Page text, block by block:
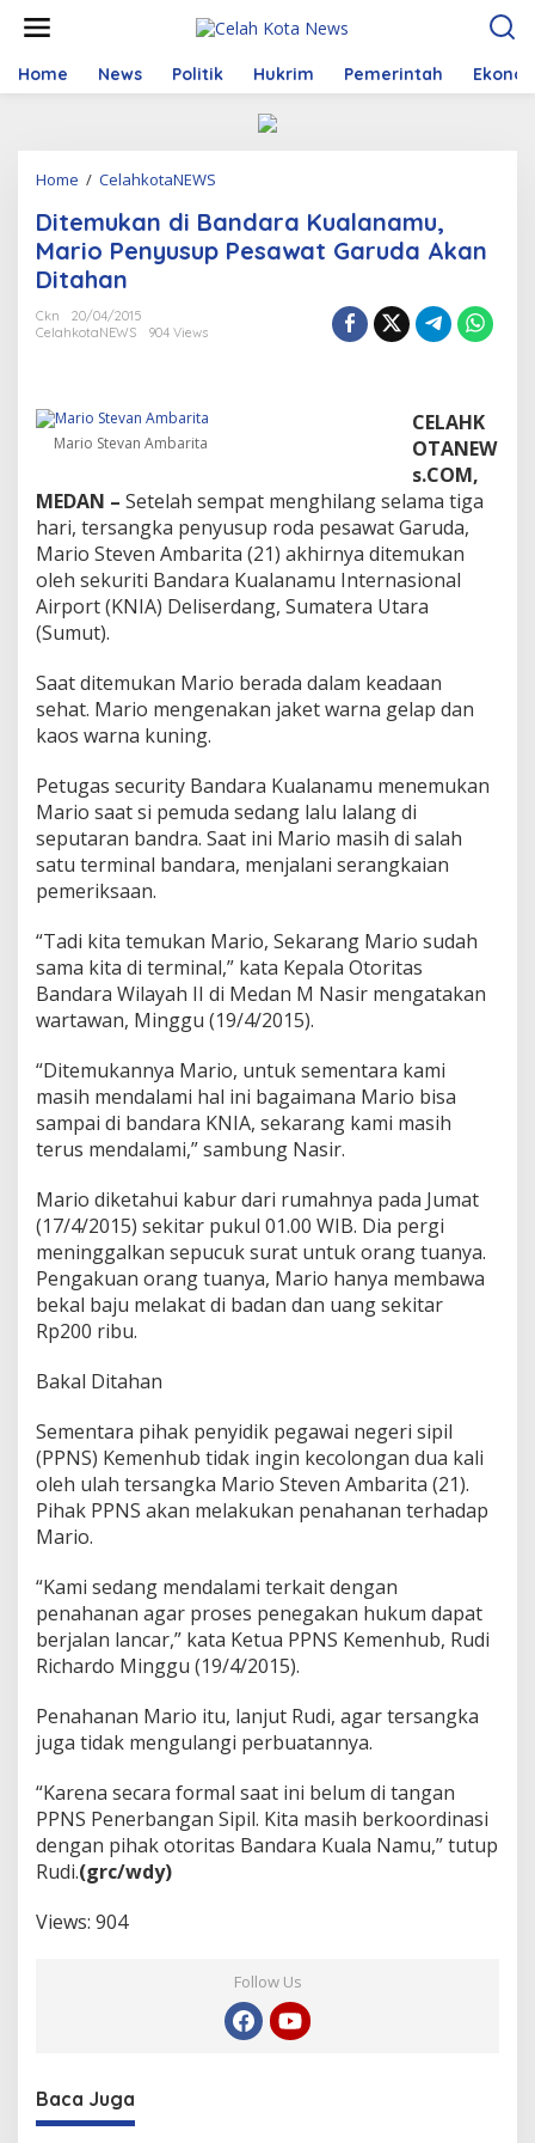
t
Home News Politik Hukrim Pemerintah
Home / CelahkotaNEWS
t
e
m
a
r
a
K
u
a
n
a
m
M
a
r
i
o
n
y
u
s
u
P
e
s
a
w
t
G
a
r
u
d
D
t
a
h
Ditemukan di Bandara Kualanamu,
Mario Penyusup Pesawat Garuda Akan
Ditahan
Ckn
20/04/2015
CelahkotaNEWS
904 Views
Mario Stevan Ambarita
CELAHK
OTANEW
s.COM,
MEDAN – Setelah sempat menghilang selama tiga
hari, tersangka penyusup roda pesawat Garuda,
Mario Steven Ambarita (21) akhirnya ditemukan
oleh sekuriti Bandara Kualanamu Internasional
Airport (KNIA) Deliserdang, Sumatera Utara
(Sumut).
Saat ditemukan Mario berada dalam keadaan
sehat. Mario mengenakan jaket warna gelap dan
kaos warna kuning.
Petugas security Bandara Kualanamu menemukan
Mario saat si pemuda sedang lalu lalang di
seputaran bandra. Saat ini Mario masih di salah
satu terminal bandara, menjalani serangkaian
pemeriksaan.
“Tadi kita temukan Mario, Sekarang Mario sudah
sama kita di terminal,” kata Kepala Otoritas
Bandara Wilayah II di Medan M Nasir mengatakan
wartawan, Minggu (19/4/2015).
“Ditemukannya Mario, untuk sementara kami
masih mendalami hal ini bagaimana Mario bisa
sampai di bandara KNIA, sekarang kami masih
terus mendalami,” sambung Nasir.
Mario diketahui kabur dari rumahnya pada Jumat
(17/4/2015) sekitar pukul 01.00 WIB. Dia pergi
meninggalkan sepucuk surat untuk orang tuanya.
Pengakuan orang tuanya, Mario hanya membawa
bekal baju melakat di badan dan uang sekitar
Rp200 ribu.
Bakal Ditahan
Sementara pihak penyidik pegawai negeri sipil
(PPNS) Kemenhub tidak ingin kecolongan dua kali
oleh ulah tersangka Mario Steven Ambarita (21).
Pihak PPNS akan melakukan penahanan terhadap
Mario.
“Kami sedang mendalami terkait dengan
penahanan agar proses penegakan hukum dapat
berjalan lancar,” kata Ketua PPNS Kemenhub, Rudi
Richardo Minggu (19/4/2015).
Penahanan Mario itu, lanjut Rudi, agar tersangka
juga tidak mengulangi perbuatannya.
“Karena secara formal saat ini belum di tangan
PPNS Penerbangan Sipil. Kita masih berkoordinasi
dengan pihak otoritas Bandara Kuala Namu,” tutup
Rudi.(grc/wdy)
Views: 904
Follow Us
Baca Juga